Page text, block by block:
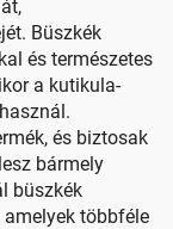
Büszkék
és természetes
a kutikula-
és biztosak
bármely
büszkék
többféle